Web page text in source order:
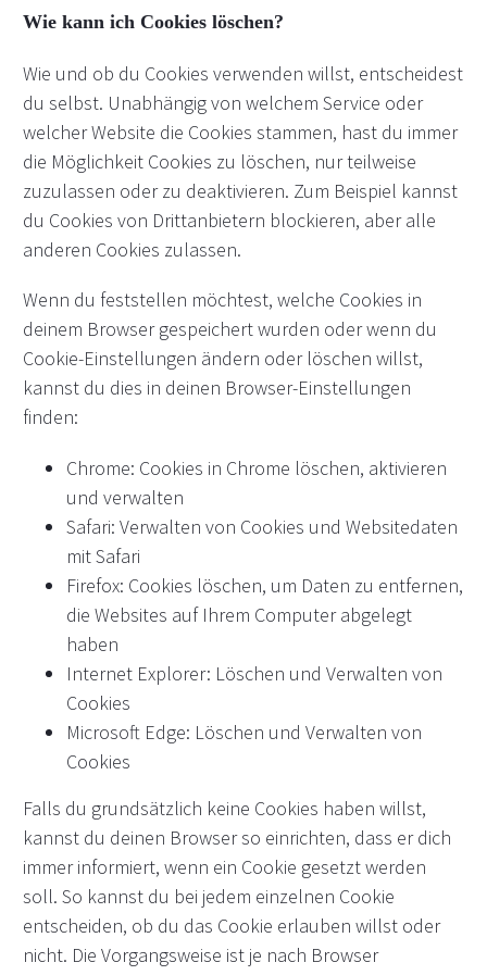
Wie kann ich Cookies löschen?
Wie und ob du Cookies verwenden willst, entscheidest
du selbst. Unabhängig von welchem Service oder
welcher Website die Cookies stammen, hast du immer
die Möglichkeit Cookies zu löschen, nur teilweise
zuzulassen oder zu deaktivieren. Zum Beispiel kannst
du Cookies von Drittanbietern blockieren, aber alle
anderen Cookies zulassen.
Wenn du feststellen möchtest, welche Cookies in
deinem Browser gespeichert wurden oder wenn du
Cookie-Einstellungen ändern oder löschen willst,
kannst du dies in deinen Browser-Einstellungen
finden:
Chrome: Cookies in Chrome löschen, aktivieren
und verwalten
Safari: Verwalten von Cookies und Websitedaten
mit Safari
Firefox: Cookies löschen, um Daten zu entfernen,
die Websites auf Ihrem Computer abgelegt
haben
Internet Explorer: Löschen und Verwalten von
Cookies
Microsoft Edge: Löschen und Verwalten von
Cookies
Falls du grundsätzlich keine Cookies haben willst,
kannst du deinen Browser so einrichten, dass er dich
immer informiert, wenn ein Cookie gesetzt werden
soll. So kannst du bei jedem einzelnen Cookie
entscheiden, ob du das Cookie erlauben willst oder
nicht. Die Vorgangsweise ist je nach Browser